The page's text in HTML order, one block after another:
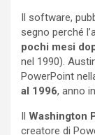
Il software,
segno perché
pochi mesi
nel 1990).
PowerPoint
al 1996, anno
Washington
creatore di